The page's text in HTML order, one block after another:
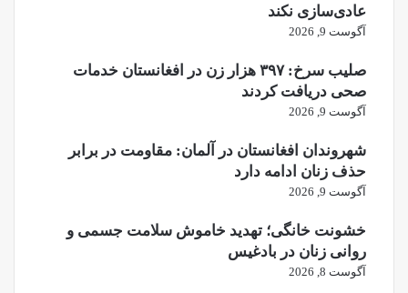
عادی‌سازی نکند
آگوست 9, 2026
صلیب سرخ: ۳۹۷ هزار زن در افغانستان خدمات
صحی دریافت کردند
آگوست 9, 2026
شهروندان افغانستان در آلمان: مقاومت در برابر
حذف زنان ادامه دارد
آگوست 9, 2026
خشونت خانگی؛ تهدید خاموش سلامت جسمی و
روانی زنان در بادغیس
آگوست 8, 2026